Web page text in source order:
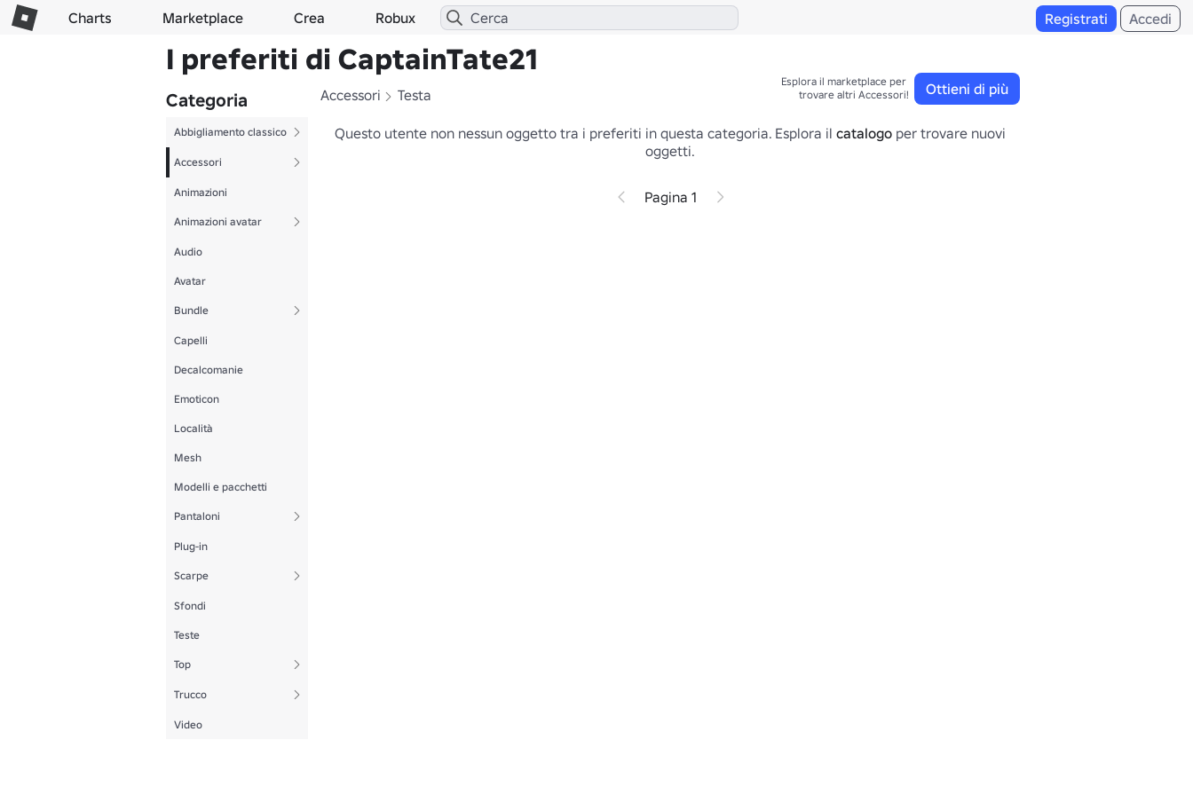
Charts Marketplace Crea Robux Registrati Accedi
I preferiti di CaptainTate21
Categoria
Abbigliamento classico
Accessori
Animazioni
Animazioni avatar
Audio
Avatar
Bundle
Capelli
Decalcomanie
Emoticon
Località
Mesh
Modelli e pacchetti
Pantaloni
Plug-in
Scarpe
Sfondi
Teste
Top
Trucco
Video
Accessori Testa Ottieni di più
Esplora il marketplace per
trovare altri Accessori!
Questo utente non nessun oggetto tra i preferiti in questa categoria. Esplora il catalogo per trovare nuovi
oggetti.
Pagina 1